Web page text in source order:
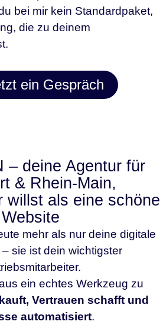
bei mir kein Standardpaket,
die zu deinem
ein Gespräch
– deine Agentur für
& Rhein-Main,
willst als eine schöne
Website
mehr als nur deine digitale
sie ist dein wichtigster
ein echtes Werkzeug zu
Vertrauen schafft und
automatisiert.